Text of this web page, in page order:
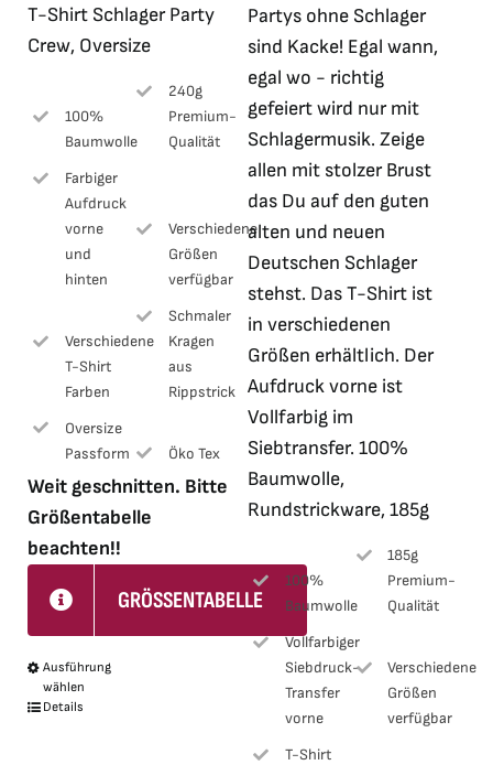
gewählt
werden
T-Shirt Schlager Party
Crew, Oversize
100%
Baumwolle
240g
Premium-
Qualität
Farbiger
Aufdruck
vorne
und
hinten
Verschiedene
Größen
verfügbar
Verschiedene
T-Shirt
Farben
Schmaler
Kragen
aus
Rippstrick
Oversize
Passform
Öko Tex
Weit geschnitten. Bitte
Größentabelle
beachten!!
GRÖSSENTABELLE
Ausführung
wählen
Details
21,90 €5,00 €.
Partys ohne Schlager
sind Kacke! Egal wann,
egal wo - richtig
gefeiert wird nur mit
Schlagermusik. Zeige
allen mit stolzer Brust
das Du auf den guten
alten und neuen
Deutschen Schlager
stehst. Das T-Shirt ist
in verschiedenen
Größen erhältlich. Der
Aufdruck vorne ist
Vollfarbig im
Siebtransfer. 100%
Baumwolle,
Rundstrickware, 185g
100%
Baumwolle
185g
Premium-
Qualität
Vollfarbiger
Siebdruck-
Transfer
vorne
Verschiedene
Größen
verfügbar
T-Shirt